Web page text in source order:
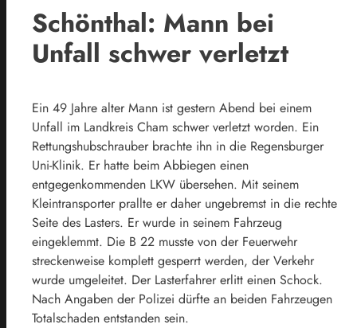
Schönthal: Mann bei
Unfall schwer verletzt
Ein 49 Jahre alter Mann ist gestern Abend bei einem
Unfall im Landkreis Cham schwer verletzt worden. Ein
Rettungshubschrauber brachte ihn in die Regensburger
Uni-Klinik. Er hatte beim Abbiegen einen
entgegenkommenden LKW übersehen. Mit seinem
Kleintransporter prallte er daher ungebremst in die rechte
Seite des Lasters. Er wurde in seinem Fahrzeug
eingeklemmt. Die B 22 musste von der Feuerwehr
streckenweise komplett gesperrt werden, der Verkehr
wurde umgeleitet. Der Lasterfahrer erlitt einen Schock.
Nach Angaben der Polizei dürfte an beiden Fahrzeugen
Totalschaden entstanden sein.